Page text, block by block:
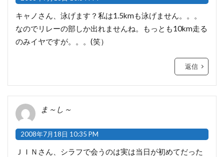
キャノさん、泳げます？私は1.5kmも泳げません。。。
なのでリレーの部しか出れませんね。もっとも10km走る
のみイヤですが。。。(笑）
返信
ま～し～
2008年7月18日 10:35 PM
ＪＩＮさん、シラフで会うのは実は当日が初めてだった